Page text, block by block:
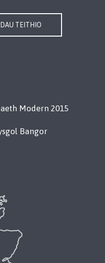
TEITHIO
Modern 2015
Bangor